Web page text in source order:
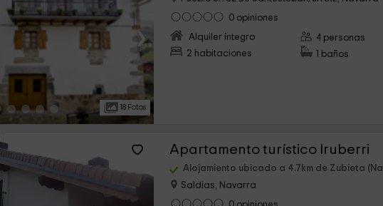
›
18 Fotos
0 opiniones
Alquiler íntegro
2 habitaciones
4 personas
1 baños
Apartamento turístico Iruberri
Alojamiento ubicado a 4.7km de Zubieta
Saldias, Navarra